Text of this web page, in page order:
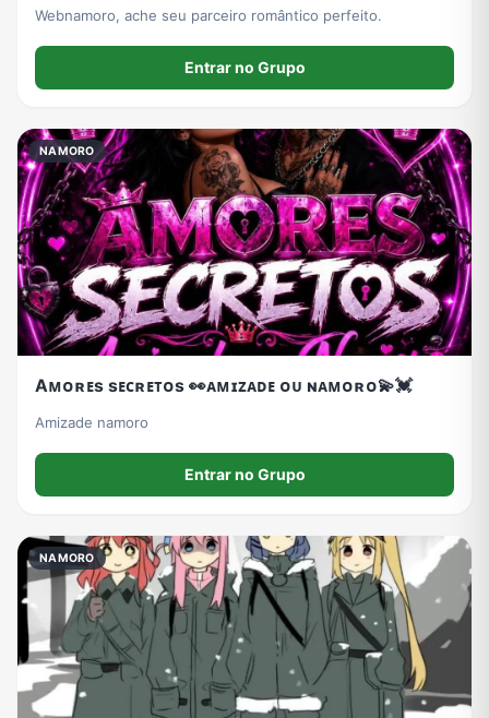
Webnamoro, ache seu parceiro romântico perfeito.
Entrar no Grupo
NAMORO
Aᴍᴏʀᴇs sᴇᴄʀᴇᴛᴏs 👀ᴀᴍɪᴢᴀᴅᴇ ᴏᴜ ɴᴀᴍᴏʀᴏ💫💓
Amizade namoro
Entrar no Grupo
NAMORO